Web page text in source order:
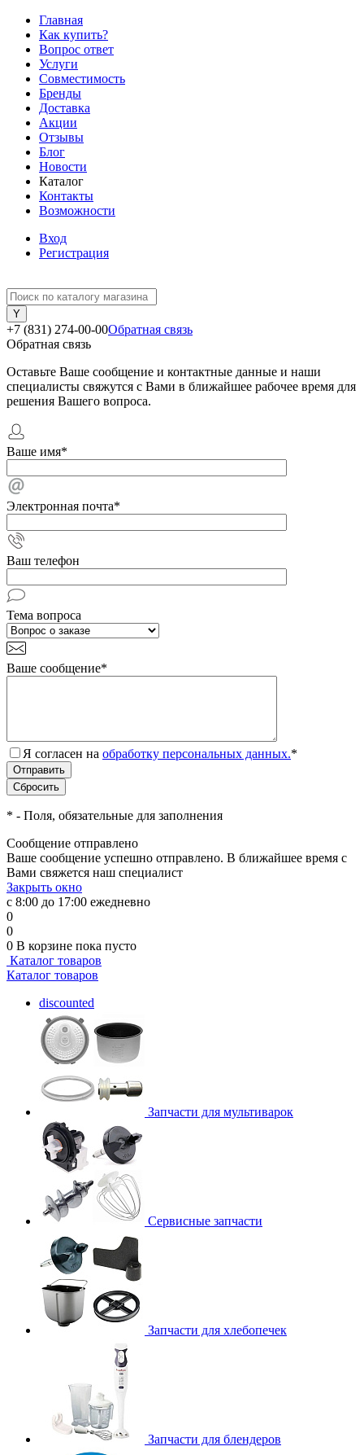
Главная
Как купить?
Вопрос ответ
Услуги
Совместимость
Бренды
Доставка
Акции
Отзывы
Блог
Новости
Каталог
Контакты
Возможности
Вход
Регистрация
+7 (831) 274-00-00Обратная связь
Обратная связь
Оставьте Ваше сообщение и контактные данные и наши
специалисты свяжутся с Вами в ближайшее рабочее время для
решения Вашего вопроса.
Ваше имя*
Электронная почта*
Ваш телефон
Тема вопроса
Ваше сообщение*
Я согласен на обработку персональных данных.*
* - Поля, обязательные для заполнения
Сообщение отправлено
Ваше сообщение успешно отправлено. В ближайшее время с
Вами свяжется наш специалист
Закрыть окно
с 8:00 до 17:00 ежедневно
0
0
0 В корзине пока пусто
Каталог товаров
Каталог товаров
discounted
Запчасти для мультиварок
Сервисные запчасти
Запчасти для хлебопечек
Запчасти для блендеров